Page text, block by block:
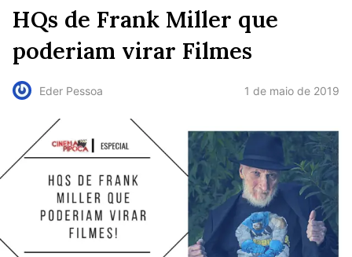
HQs de Frank Miller que
poderiam virar Filmes
Eder Pessoa 1 de maio de 2019